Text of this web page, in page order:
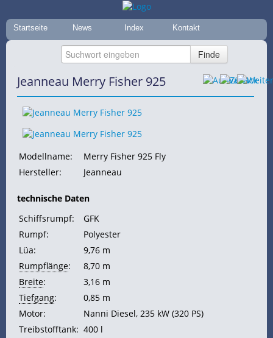
Startseite News Index Kontakt
Jeanneau Merry Fisher 925
Modellname:
Merry Fisher 925 Fly
Hersteller:
Jeanneau
technische Daten
Schiffsrumpf:
GFK
Rumpf:
Polyester
Lüa:
9,76 m
Rumpflänge:
8,70 m
Breite:
3,16 m
Tiefgang:
0,85 m
Motor:
Nanni Diesel, 235 kW (320 PS)
Treibstofftank: 400 l